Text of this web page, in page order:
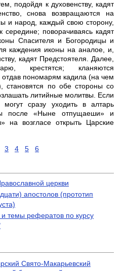
подойдя к духовенству, кадят
снова возвращаются на
и народ, каждый свою сторону,
середине; поворачиваясь кадят
Спасителя и Богородицы и
каждения иконы на аналое, и,
кадят Предстоятеля. Далее,
крестятся; кланяются
отдав пономарям кадила (на чем
становятся по обе стороны со
литийные молитвы. Если
сразу уходить в алтарь
после «Ныне отпущаеши» и
на возгласе открыть Царские
3 4 5 6
церкви
апостолов (прототип
темы рефератов по курсу
Свято-Макарьевский